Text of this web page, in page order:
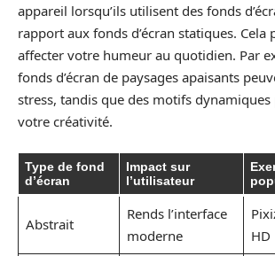
appareil lorsqu’ils utilisent des fonds
rapport aux fonds d’écran statiques. Cela
affecter votre humeur au quotidien. Par
fonds d’écran de paysages apaisants
stress, tandis que des motifs
votre créativité.
Type de fond
d’écran
Impact sur
l’utilisateur
Abstrait
Rends l’interface
moderne
HD